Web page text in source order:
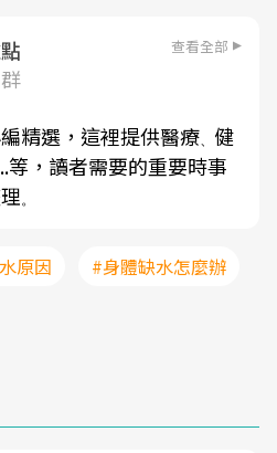
查看全部
精選，這裡提供醫療、 健
等，讀者需要的重要時事
。
原因
#身體缺水怎麼辦